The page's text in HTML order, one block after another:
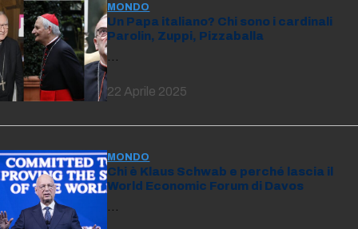
MONDO
Un Papa italiano? Chi sono i cardinali
Parolin, Zuppi, Pizzaballa
22 Aprile 2025
MONDO
Chi è Klaus Schwab e perché lascia il
World Economic Forum di Davos